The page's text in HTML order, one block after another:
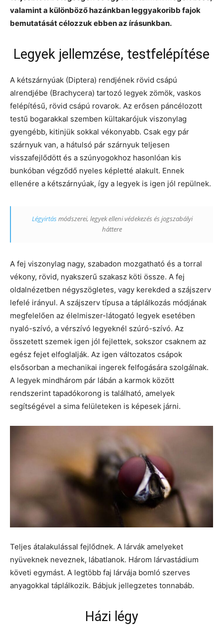
valamint a különböző hazánkban leggyakoribb fajok
bemutatását célozzuk ebben az írásunkban.
Legyek jellemzése, testfelépítése
A kétszárnyúak (Diptera) rendjének rövid csápú
alrendjébe (Brachycera) tartozó legyek zömök, vaskos
felépítésű, rövid csápú rovarok. Az erősen páncélozott
testű bogarakkal szemben kültakarójuk viszonylag
gyengébb, kitinjük sokkal vékonyabb. Csak egy pár
szárnyuk van, a hátulsó pár szárnyuk teljesen
visszafejlődött és a szúnyogokhoz hasonlóan kis
bunkóban végződő nyeles képletté alakult. Ennek
ellenére a kétszárnyúak, így a legyek is igen jól repülnek.
Légyirtás módszerei, legyek elleni védekezés és jogszabályi
háttere
A fej viszonylag nagy, szabadon mozgatható és a torral
vékony, rövid, nyakszerű szakasz köti össze. A fej
oldalnézetben négyszögletes, vagy kerekded a szájszerv
lefelé irányul. A szájszerv típusa a táplálkozás módjának
megfelelően az élelmiszer-látogató legyek esetében
nyaló-szívó, a vérszívó legyeknél szúró-szívó. Az
összetett szemek igen jól fejlettek, sokszor csaknem az
egész fejet elfoglalják. Az igen változatos csápok
elsősorban a mechanikai ingerek felfogására szolgálnak.
A legyek mindhárom pár lábán a karmok között
rendszerint tapadókorong is található, amelyek
segítségével a sima felületeken is képesek járni.
Teljes átalakulással fejlődnek. A lárvák amelyeket
nyüveknek neveznek, lábatlanok. Három lárvastádium
követi egymást. A legtöbb faj lárvája bomló szerves
anyagokkal táplálkozik. Bábjuk jellegzetes tonnabáb.
Házi légy